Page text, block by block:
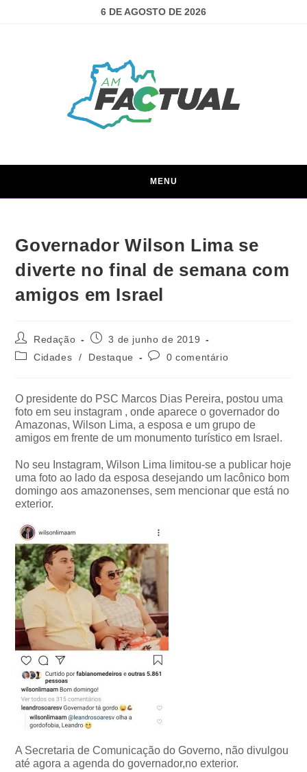
6 DE AGOSTO DE 2026
MENU
Governador Wilson Lima se
diverte no final de semana com
amigos em Israel
Redação
3 de junho de 2019
Cidades
/ Destaque 0 comentário
O presidente do PSC Marcos Dias Pereira, postou uma
foto em seu instagram , onde aparece o governador do
Amazonas, Wilson Lima, a esposa e um grupo de
amigos em frente de um monumento turístico em Israel.
No seu Instagram, Wilson Lima limitou-se a publicar hoje
uma foto ao lado da esposa desejando um lacônico bom
domingo aos amazonenses, sem mencionar que está no
exterior.
A Secretaria de Comunicação do Governo, não divulgou
até agora a agenda do governador,no exterior.